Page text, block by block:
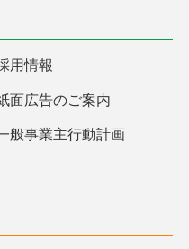
用情報
面広告のご案内
般事業主行動計画